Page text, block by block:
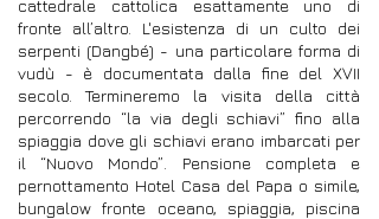
cattedrale cattolica esattamente uno di
fronte all’altro. L'esistenza di un culto dei
serpenti (Dangbé) - una particolare forma di
vudù - è documentata dalla fine del XVII
secolo. Termineremo la visita della città
percorrendo “la via degli schiavi” fino alla
spiaggia dove gli schiavi erano imbarcati per
il “Nuovo Mondo”. Pensione completa e
pernottamento Hotel Casa del Papa o simile,
bungalow fronte oceano, spiaggia, piscina